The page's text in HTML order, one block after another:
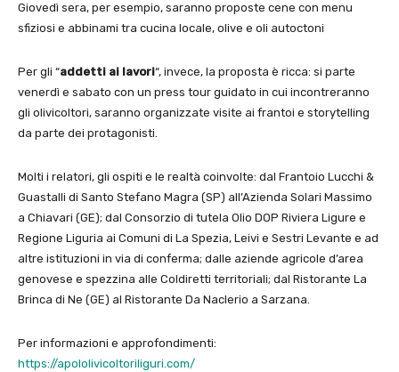
Giovedì sera, per esempio, saranno proposte cene con menu
sfiziosi e abbinami tra cucina locale, olive e oli autoctoni
Per gli “addetti ai lavori“, invece, la proposta è ricca: si parte
venerdì e sabato con un press tour guidato in cui incontreranno
gli olivicoltori, saranno organizzate visite ai frantoi e storytelling
da parte dei protagonisti.
Molti i relatori, gli ospiti e le realtà coinvolte: dal Frantoio Lucchi &
Guastalli di Santo Stefano Magra (SP) all’Azienda Solari Massimo
a Chiavari (GE); dal Consorzio di tutela Olio DOP Riviera Ligure e
Regione Liguria ai Comuni di La Spezia, Leivi e Sestri Levante e ad
altre istituzioni in via di conferma; dalle aziende agricole d’area
genovese e spezzina alle Coldiretti territoriali; dal Ristorante La
Brinca di Ne (GE) al Ristorante Da Naclerio a Sarzana.
Per informazioni e approfondimenti:
https://apololivicoltoriliguri.com/